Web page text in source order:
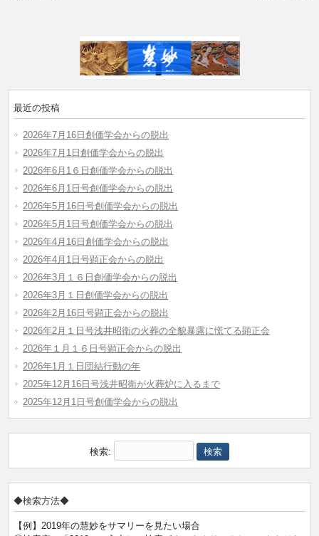
最近の投稿
2026年7月16日創価学会からの脱出
2026年7月1日創価学会からの脱出
2026年6月1６日創価学会からの脱出
2026年6月1日号創価学会からの脱出
2026年5月16日号創価学会からの脱出
2026年5月1日号創価学会からの脱出
2026年4月16日創価学会からの脱出
2026年4月1日号顕正会からの脱出
2026年3月１６日創価学会からの脱出
2026年3月１日創価学会からの脱出
2026年2月16日号顕正会からの脱出
2026年2月１日号浅井昭衛の火葬の全貌暴露に慌てる顕正会
2026年１月１６日号顕正会からの脱出
2026年1月１日団結行動の年
2025年12月16日号浅井昭衛が火葬炉に入るまで
2025年12月1日号創価学会からの脱出
検索:
◆検索方法◆
【例】2019年の慧妙をサマリーを見たい場合